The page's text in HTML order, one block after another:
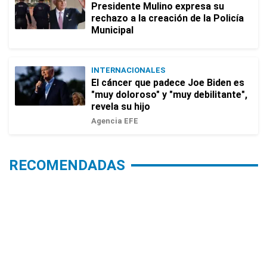
Presidente Mulino expresa su
rechazo a la creación de la Policía
Municipal
INTERNACIONALES
El cáncer que padece Joe Biden es
"muy doloroso" y "muy debilitante",
revela su hijo
Agencia EFE
RECOMENDADAS